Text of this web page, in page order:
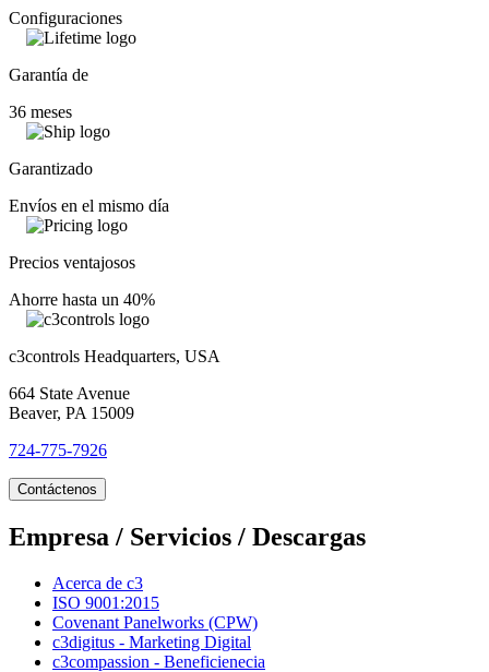
Configuraciones
Garantía de
36 meses
Garantizado
Envíos en el mismo día
Precios ventajosos
Ahorre hasta un 40%
c3controls Headquarters, USA
664 State Avenue
Beaver, PA 15009
724-775-7926
Contáctenos
Empresa / Servicios / Descargas
Acerca de c3
ISO 9001:2015
Covenant Panelworks (CPW)
c3digitus - Marketing Digital
c3compassion - Beneficienecia